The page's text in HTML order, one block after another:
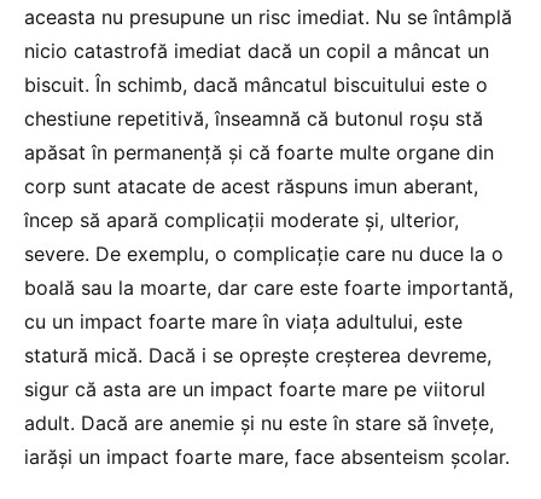
aceasta nu presupune un risc imediat. Nu se întâmplă
nicio catastrofă imediat dacă un copil a mâncat un
biscuit. În schimb, dacă mâncatul biscuitului este o
chestiune repetitivă, înseamnă că butonul roșu stă
apăsat în permanență și că foarte multe organe din
corp sunt atacate de acest răspuns imun aberant,
încep să apară complicații moderate și, ulterior,
severe. De exemplu, o complicație care nu duce la o
boală sau la moarte, dar care este foarte importantă,
cu un impact foarte mare în viața adultului, este
statură mică. Dacă i se oprește creșterea devreme,
sigur că asta are un impact foarte mare pe viitorul
adult. Dacă are anemie și nu este în stare să învețe,
iarăși un impact foarte mare, face absenteism școlar.